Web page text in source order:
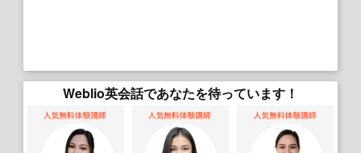
Weblio英会話であなたを待っています！